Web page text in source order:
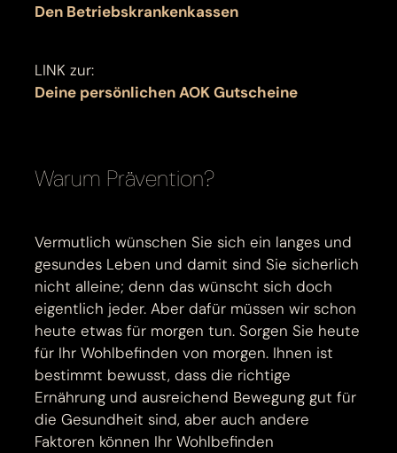
Den Betriebskrankenkassen
LINK zur:
Deine persönlichen AOK Gutscheine
Warum Prävention?
Vermutlich wünschen Sie sich ein langes und
gesundes Leben und damit sind Sie sicherlich
nicht alleine; denn das wünscht sich doch
eigentlich jeder. Aber dafür müssen wir schon
heute etwas für morgen tun. Sorgen Sie heute
für Ihr Wohlbefinden von morgen. Ihnen ist
bestimmt bewusst, dass die richtige
Ernährung und ausreichend Bewegung gut für
die Gesundheit sind, aber auch andere
Faktoren können Ihr Wohlbefinden